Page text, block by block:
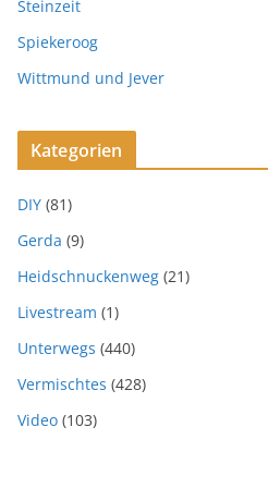
Steinzeit
Spiekeroog
Wittmund und Jever
Kategorien
DIY (81)
Gerda (9)
Heidschnuckenweg (21)
Livestream (1)
Unterwegs (440)
Vermischtes (428)
Video (103)